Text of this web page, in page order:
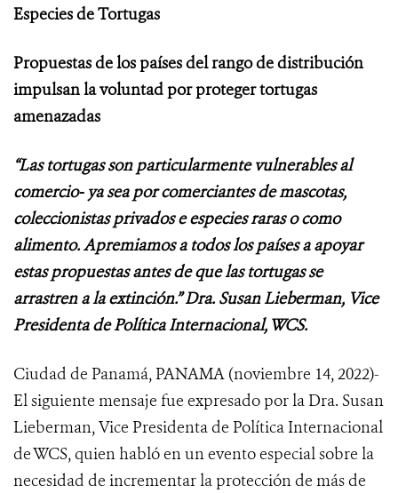
Especies de Tortugas
Propuestas de los países del rango de distribución
impulsan la voluntad por proteger tortugas
amenazadas
“Las tortugas son particularmente vulnerables al
comercio- ya sea por comerciantes de mascotas,
coleccionistas privados e especies raras o como
alimento. Apremiamos a todos los países a apoyar
estas propuestas antes de que las tortugas se
arrastren a la extinción.” Dra. Susan Lieberman, Vice
Presidenta de Política Internacional, WCS.
Ciudad de Panamá, PANAMA (noviembre 14, 2022)-
El siguiente mensaje fue expresado por la Dra. Susan
Lieberman, Vice Presidenta de Política Internacional
de WCS, quien habló en un evento especial sobre la
necesidad de incrementar la protección de más de